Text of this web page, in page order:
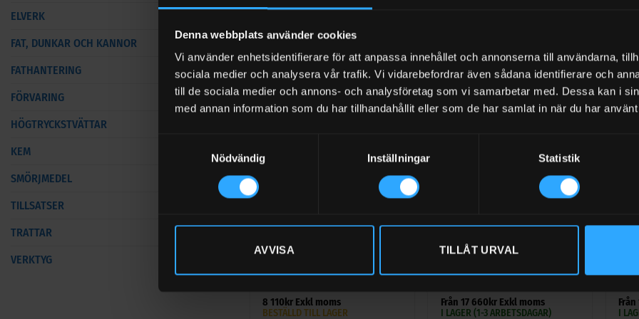
Denna webbplats använder cookies
Vi använder enhetsidentifierare för att anpassa innehållet och annonserna till användarna,
sociala medier och analysera vår trafik. Vi vidarebefordrar även sådana identifierare och
till de sociala medier och annons- och analysföretag som vi samarbetar med. Dessa kan i
med annan information som du har tillhandahållit eller som de har samlat in när du har
Nödvändig
Inställningar Statistik
AVVISA TILLÅT URVAL
ELVERK
FAT, DUNKAR OCH KANNOR
FATHANTERING
FÖRVARING
HÖGTRYCKSTVÄTTAR
KEM
SMÖRJMEDEL
TILLSATSER
TRATTAR
VERKTYG
7 540krExkl moms
Dieseltank 300 liter Kingspan
Betygsatt5
av 5
8 110 kr Exkl moms
BESTÄLLD TILL LAGER
Dieseltank 185-200 liter 42CM
Betygsatt
0
Från 17 660 krExkl moms
I LAGER (1-3 ARBETSDAGAR)
4.71
Från
I